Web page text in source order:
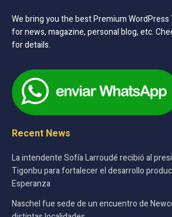
We bring you the best Premium
for news, magazine, personal blog, etc.
for details.
Recent News
La intendente Sofía Larroudé recibió al
Tigonbu para fortalecer el desarrollo
Esperanza
Naschel fue sede de un encuentro de